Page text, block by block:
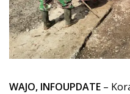
WAJO, INFOUPDATE –